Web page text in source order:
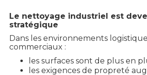
Le nettoyage industriel est
stratégique
Dans les environnements
commerciaux :
les surfaces sont de plus en
les exigences de propreté